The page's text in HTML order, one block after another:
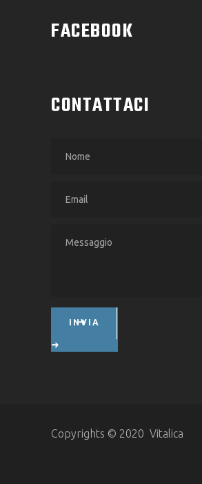
FACEBOOK
CONTATTACI
INVIA
Copyrights © 2020 Vitalica